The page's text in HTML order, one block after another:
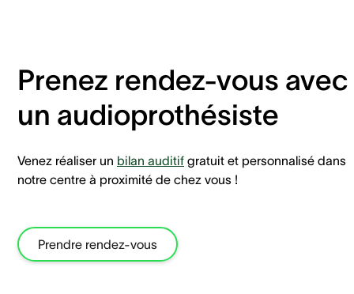
Prenez rendez-vous avec
un audioprothésiste
Venez réaliser un bilan auditif gratuit et personnalisé dans
notre centre à proximité de chez vous !
Prendre rendez-vous